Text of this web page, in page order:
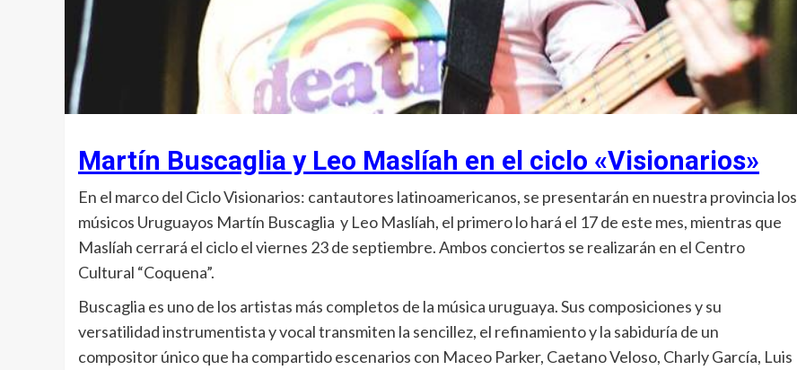
Martín Buscaglia y Leo Maslíah en el ciclo «Visionarios»
En el marco del Ciclo Visionarios: cantautores latinoamericanos, se presentarán en nuestra provincia los
músicos Uruguayos Martín Buscaglia y Leo Maslíah, el primero lo hará el 17 de este mes, mientras que
Maslíah cerrará el ciclo el viernes 23 de septiembre. Ambos conciertos se realizarán en el Centro
Cultural “Coquena”.
Buscaglia es uno de los artistas más completos de la música uruguaya. Sus composiciones y su
versatilidad instrumentista y vocal transmiten la sencillez, el refinamiento y la sabiduría de un
compositor único que ha compartido escenarios con Maceo Parker, Caetano Veloso, Charly García, Luis